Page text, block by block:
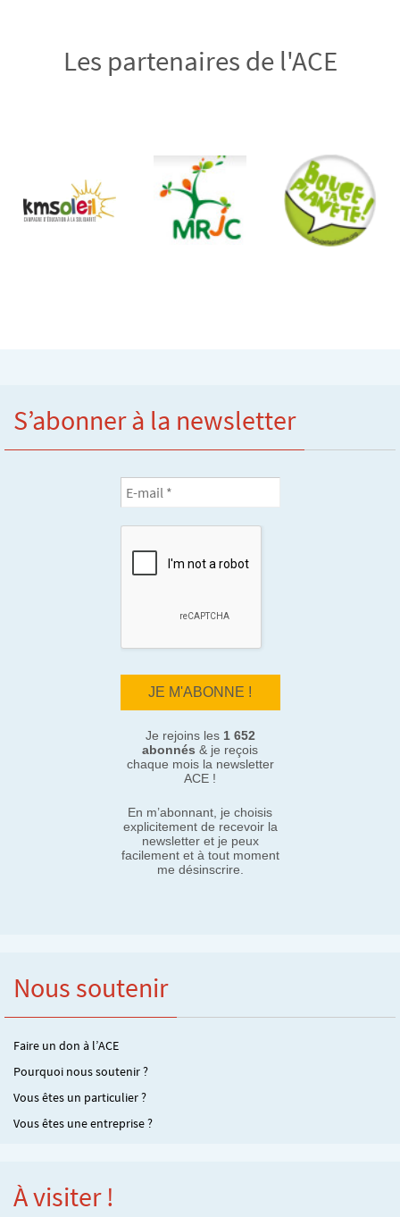
Les partenaires de l'ACE
S’abonner à la newsletter
Je rejoins les 1 652
abonnés & je reçois
chaque mois la newsletter
ACE !
En m’abonnant, je choisis
explicitement de recevoir la
newsletter et je peux
facilement et à tout moment
me désinscrire.
Nous soutenir
Faire un don à l’ACE
Pourquoi nous soutenir ?
Vous êtes un particulier ?
Vous êtes une entreprise ?
À visiter !